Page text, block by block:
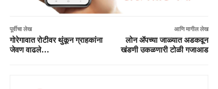
पूर्वीचा लेख
गोरेगावात रोटीवर थुंकून ग्राहकांना
जेवण वाढले…
आणि मागील लेख
लोन ॲपच्या जाळ्यात अडकवून
खंडणी उकळणारी टोळी गजाआड